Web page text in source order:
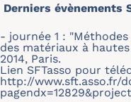
Derniers évènements
- journée 1 :
des matériaux à
2014, Paris.
Lien SFTasso pour
http://www.sft.asso.fr/